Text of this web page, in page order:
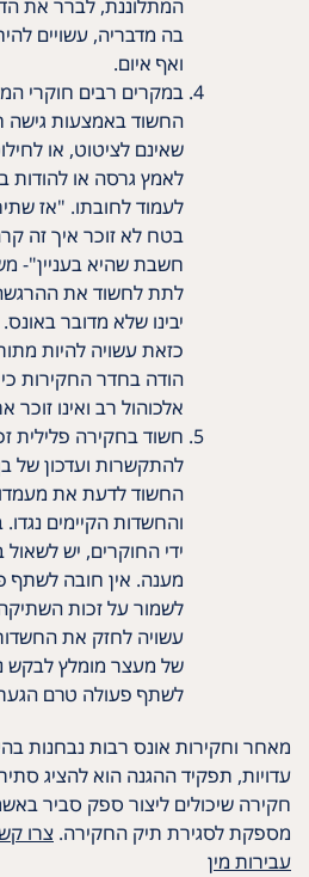
המתלוננת, לברר את
בה מדבריה, עשויים
ואף איום.
במקרים רבים חוקרי
החשוד באמצעות גישה
שאינם לציטוט, או
לאמץ גרסה או להודות
לעמוד לחובתו. "אז
בטח לא זוכר איך זה
חשבת שהיא בעניין"-
לתת לחשוד את
יבינו שלא מדובר
כזאת עשויה להיות
הודה בחדר החקירות
אלכוהול רב ואינו זוכר
חשוד בחקירה פלילית
להתקשרות ועדכון של
החשוד לדעת את
והחשדות הקיימים
ידי החוקרים, יש
מענה. אין חובה לשתף
לשמור על זכות
עשויה לחזק את
של מעצר מומלץ לבקש
לשתף פעולה טרם
מאחר וחקירות אונס רבות נבחנות
עדויות, תפקיד ההגנה הוא להציג
חקירה שיכולים ליצור ספק סביר
מספקת לסגירת תיק החקירה. צרו
עבירות מין